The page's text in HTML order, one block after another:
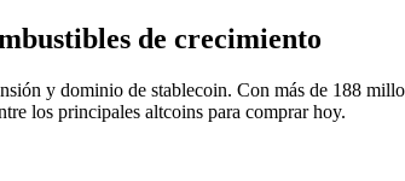
de crecimiento
y dominio de stablecoin. Con más de 188
los principales altcoins para comprar hoy.